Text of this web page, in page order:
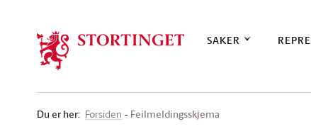
SAKER
Du er her: Forsiden Feilmeldingsskjema